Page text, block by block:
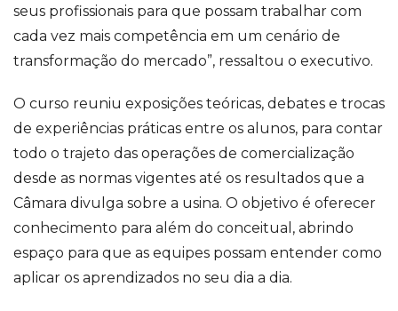
seus profissionais para que possam trabalhar com
cada vez mais competência em um cenário de
transformação do mercado”, ressaltou o executivo.
O curso reuniu exposições teóricas, debates e trocas
de experiências práticas entre os alunos, para contar
todo o trajeto das operações de comercialização
desde as normas vigentes até os resultados que a
Câmara divulga sobre a usina. O objetivo é oferecer
conhecimento para além do conceitual, abrindo
espaço para que as equipes possam entender como
aplicar os aprendizados no seu dia a dia.